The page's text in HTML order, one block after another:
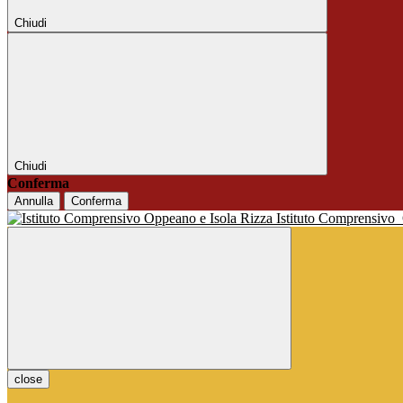
Chiudi
Chiudi
Conferma
Annulla Conferma
Istituto Comprensivo
close